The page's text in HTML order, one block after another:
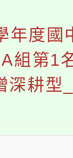
潭區
報名
桃園電
會8/
行。
享有免
收入戶
科技中
年度國
組第1
深耕型